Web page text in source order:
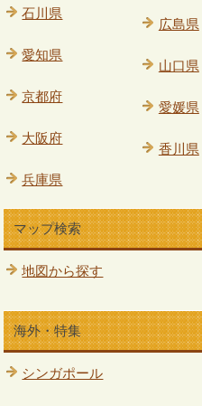
石川県
愛知県
京都府
大阪府
兵庫県
広島県
山口県
愛媛県
香川県
マップ検索
地図から探す
海外・特集
シンガポール